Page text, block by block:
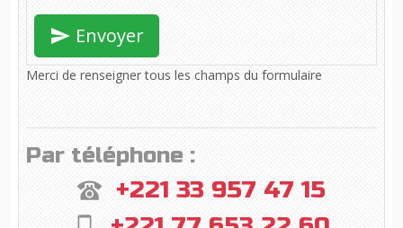
Envoyer
Merci de renseigner tous les champs du formulaire
Par téléphone :
+221 33 957 47 15